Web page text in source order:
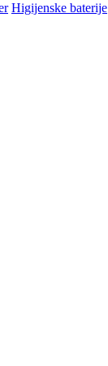
Higijenske baterije